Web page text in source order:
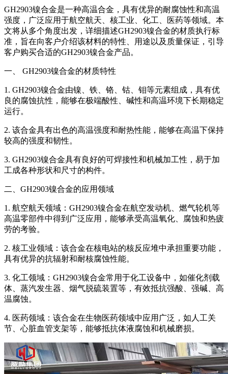
GH2903镍合金是一种高温合金，具有优异的耐腐蚀性和高温
强度，广泛应用于航空航天、核工业、化工、医药等领域。本
文将从多个角度出发，详细描述GH2903镍合金的材质执行标
准，旨在向客户介绍该材料的特性、用途以及质量保证，引导
客户购买合适的GH2903镍合金产品。
一、 GH2903镍合金的材质特性
1. GH2903镍合金由镍、铁、铬、钴、钼等元素组成，具有优
良的腐蚀抗性，能够在极端酸性、碱性和高温环境下长期稳定
运行。
2. 该合金具有出色的高温强度和耐热性能，能够在高温下保持
较高的强度和韧性。
3. GH2903镍合金具有良好的可焊接性和机械加工性，易于加
工成各种形状和尺寸的构件。
二、GH2903镍合金的应用领域
1. 航空航天领域：GH2903镍合金在航空发动机、燃气轮机等
高温零部件中得到广泛应用，能够承受高温氧化、腐蚀和热疲
劳的考验。
2. 核工业领域：该合金在核电站的核反应堆中承担重要功能，
具有优异的抗辐射和耐核腐蚀性能。
3. 化工领域：GH2903镍合金常用于化工设备中，如催化剂载
体、蒸汽发生器、烟气脱硫装置等，有效抵抗强酸、强碱、高
温腐蚀。
4. 医药领域：该合金在生物医药领域中应用广泛，如人工关
节、心脏血管支架等，能够抵抗体液腐蚀和机械磨损。